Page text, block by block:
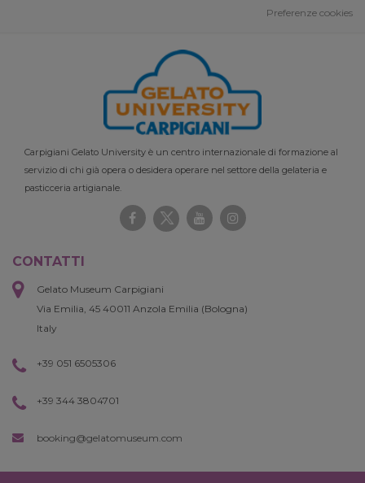
Preferenze cookies
Carpigiani Gelato University è un centro internazionale di formazione al
servizio di chi già opera o desidera operare nel settore della gelateria e
pasticceria artigianale.
CONTATTI
Gelato Museum Carpigiani
Via Emilia, 45 40011 Anzola Emilia (Bologna)
Italy
+39 051 6505306
+39 344 3804701
booking@gelatomuseum.com